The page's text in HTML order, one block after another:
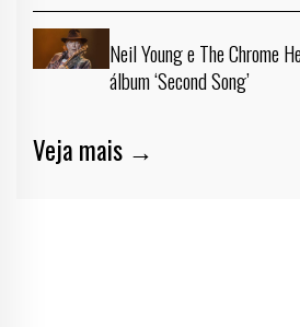
Neil Young e The Chrome
álbum ‘Second Song’
Veja mais →